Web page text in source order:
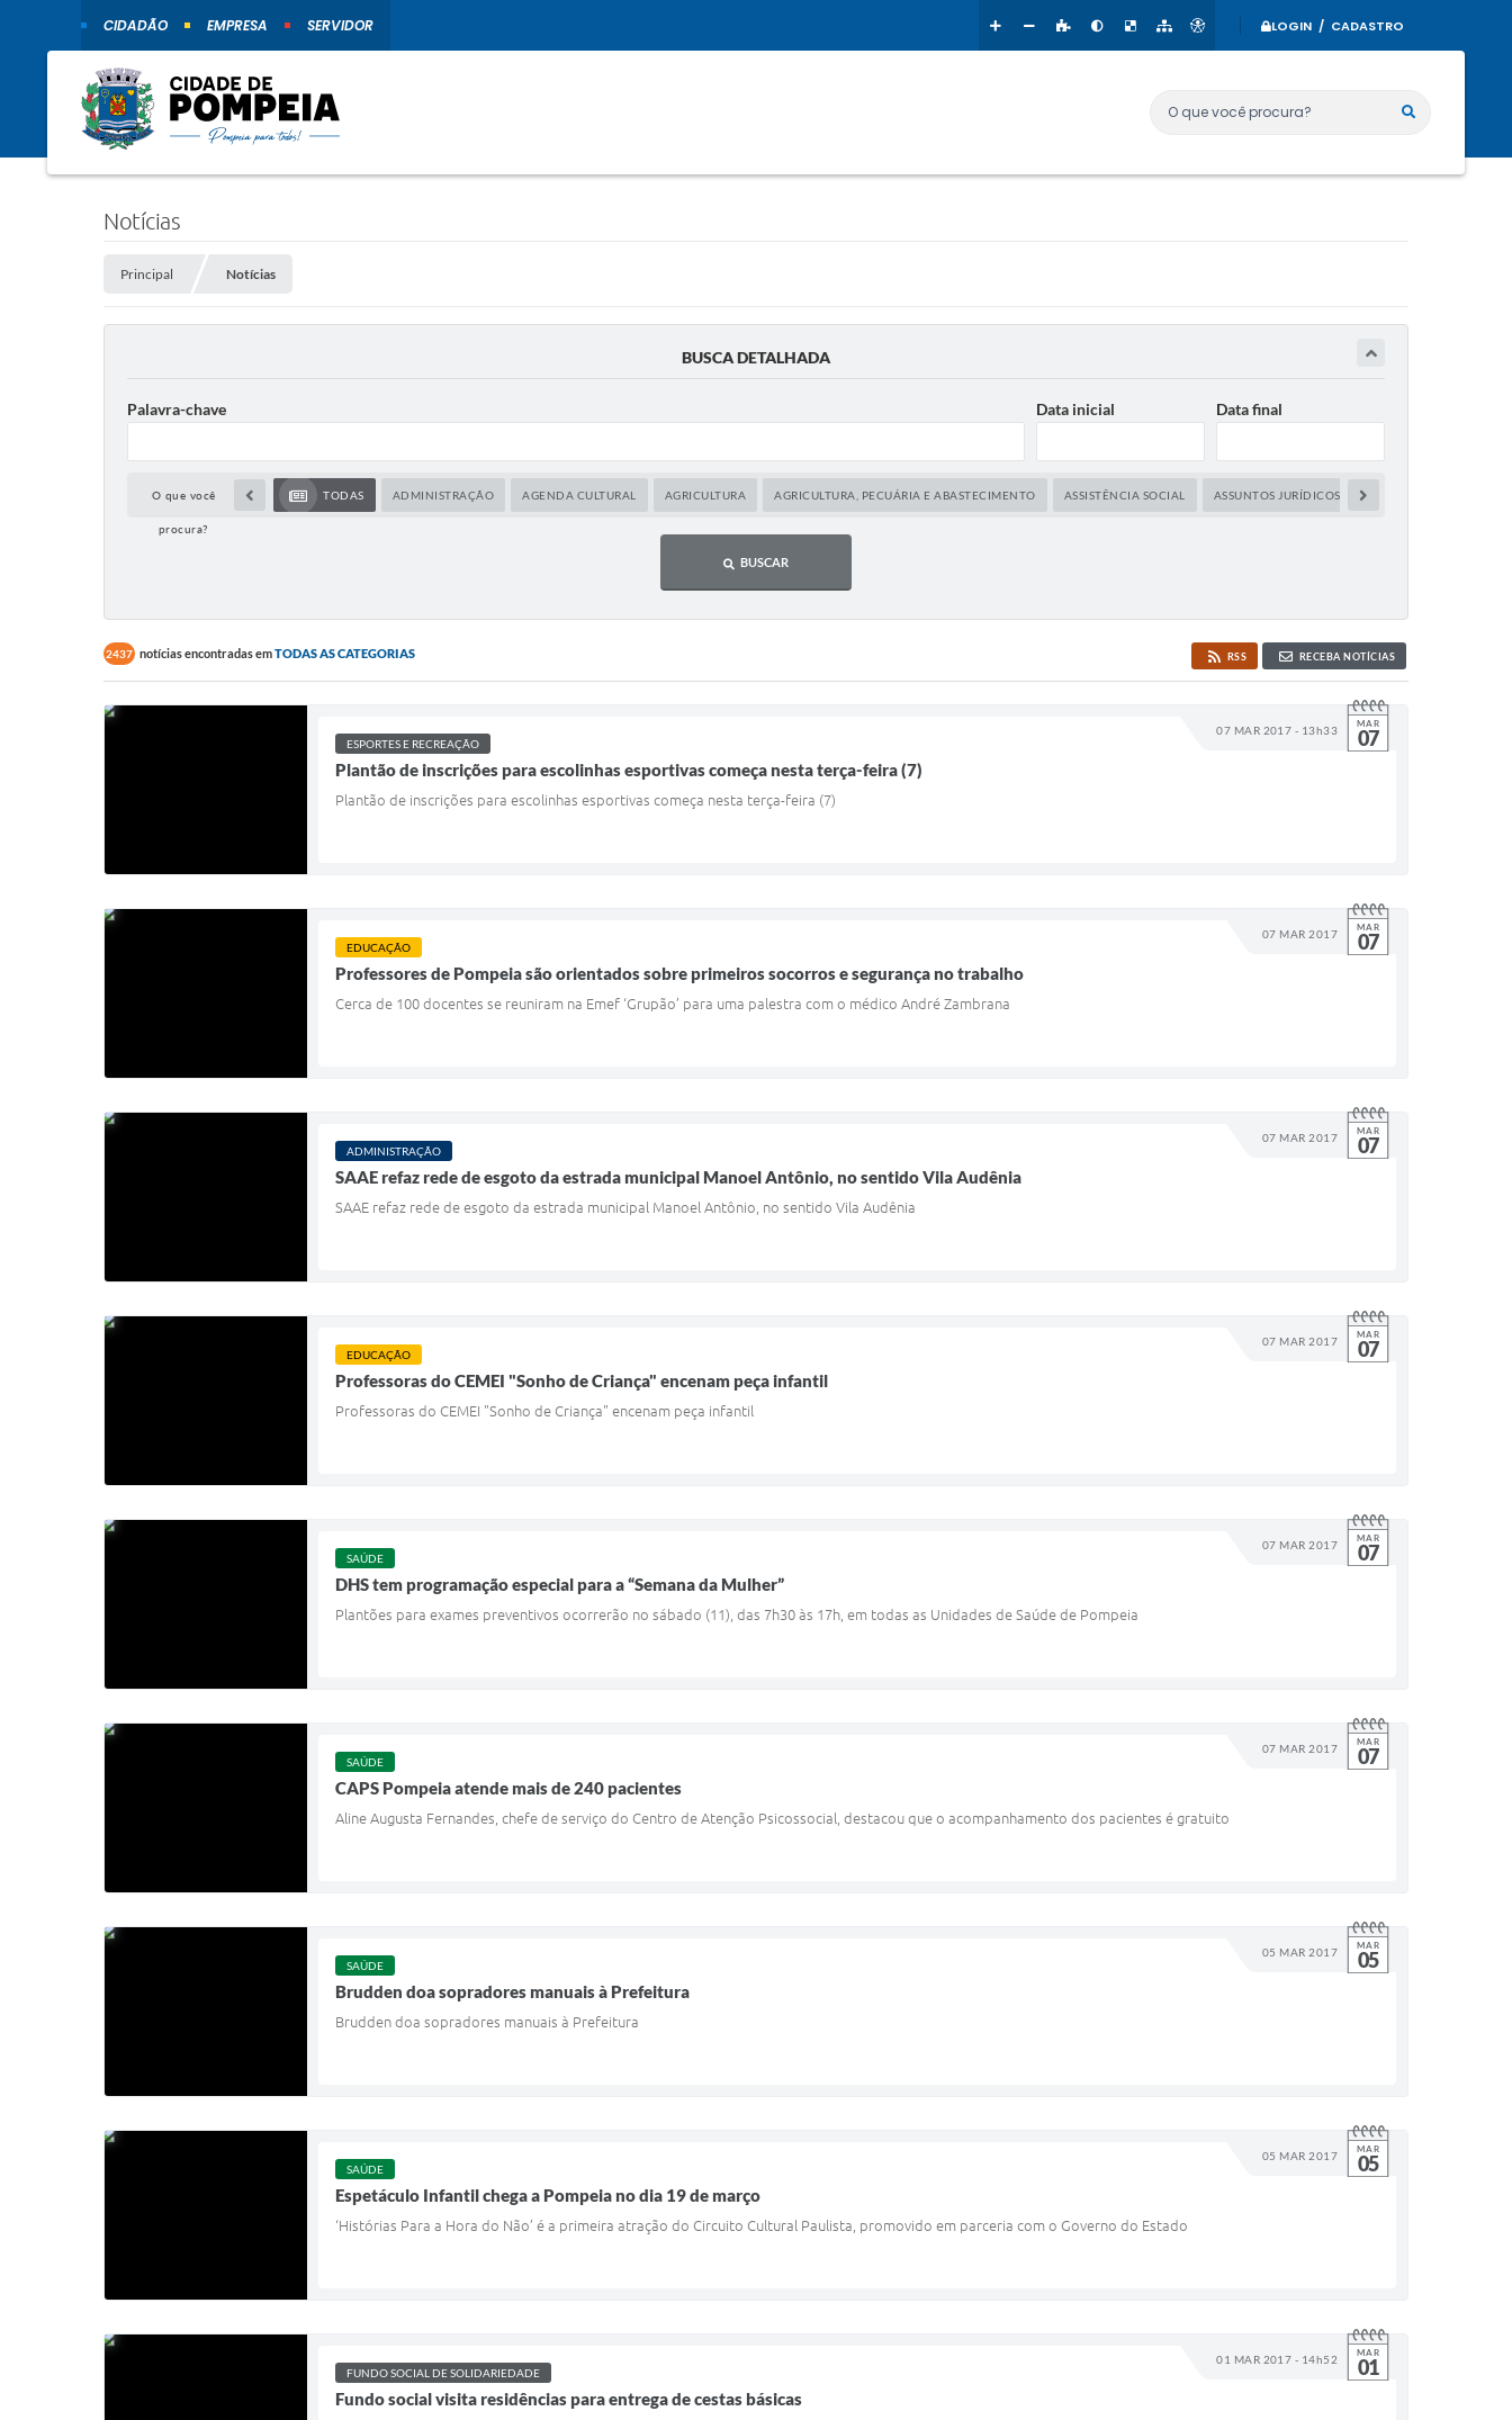
LOGIN / CADASTRO
CIDADÃO EMPRESA SERVIDOR
O que você procura?
Notícias
Principal Notícias
BUSCA DETALHADA
Palavra-chave Data inicial Data final
O que você
procura?
TODAS ADMINISTRAÇÃO AGENDA CULTURAL AGRICULTURA AGRICULTURA, PECUÁRIA E ABASTECIMENTO ASSISTÊNCIA SOCIAL ASSUNTOS JURÍDICOS
BUSCAR
2437 notícias encontradas emTODAS AS CATEGORIAS RSS RECEBA NOTÍCIAS
07 MAR 2017 - 13h33 MAR
07
ESPORTES E RECREAÇÃO
Plantão de inscrições para escolinhas esportivas começa nesta terça-feira (7)
Plantão de inscrições para escolinhas esportivas começa nesta terça-feira (7)
07 MAR 2017 MAR
07
EDUCAÇÃO
Professores de Pompeia são orientados sobre primeiros socorros e segurança no trabalho
Cerca de 100 docentes se reuniram na Emef ‘Grupão’ para uma palestra com o médico André Zambrana
07 MAR 2017 MAR
07
ADMINISTRAÇÃO
SAAE refaz rede de esgoto da estrada municipal Manoel Antônio, no sentido Vila Audênia
SAAE refaz rede de esgoto da estrada municipal Manoel Antônio, no sentido Vila Audênia
07 MAR 2017 MAR
07
EDUCAÇÃO
Professoras do CEMEI "Sonho de Criança" encenam peça infantil
Professoras do CEMEI "Sonho de Criança" encenam peça infantil
07 MAR 2017 MAR
07
SAÚDE
DHS tem programação especial para a “Semana da Mulher”
Plantões para exames preventivos ocorrerão no sábado (11), das 7h30 às 17h, em todas as Unidades de Saúde de Pompeia
07 MAR 2017 MAR
07
SAÚDE
CAPS Pompeia atende mais de 240 pacientes
Aline Augusta Fernandes, chefe de serviço do Centro de Atenção Psicossocial, destacou que o acompanhamento dos pacientes é gratuito
05 MAR 2017 MAR
05
SAÚDE
Brudden doa sopradores manuais à Prefeitura
Brudden doa sopradores manuais à Prefeitura
05 MAR 2017 MAR
05
SAÚDE
Espetáculo Infantil chega a Pompeia no dia 19 de março
‘Histórias Para a Hora do Não’ é a primeira atração do Circuito Cultural Paulista, promovido em parceria com o Governo do Estado
01 MAR 2017 - 14h52 MAR
01
FUNDO SOCIAL DE SOLIDARIEDADE
Fundo social visita residências para entrega de cestas básicas